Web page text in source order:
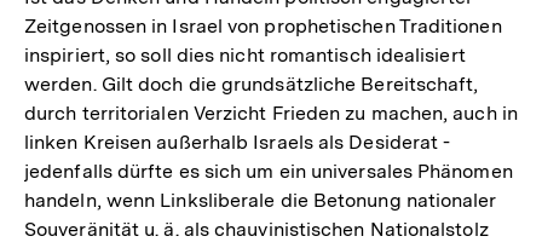
Fußnote
Zeitgenossen in Israel von prophetischen Traditionen
inspiriert, so soll dies nicht romantisch idealisiert
werden. Gilt doch die grundsätzliche Bereitschaft,
durch territorialen Verzicht Frieden zu machen, auch in
linken Kreisen außerhalb Israels als Desiderat -
jedenfalls dürfte es sich um ein universales Phänomen
handeln, wenn Linksliberale die Betonung nationaler
Souveränität u. ä. als chauvinistischen Nationalstolz